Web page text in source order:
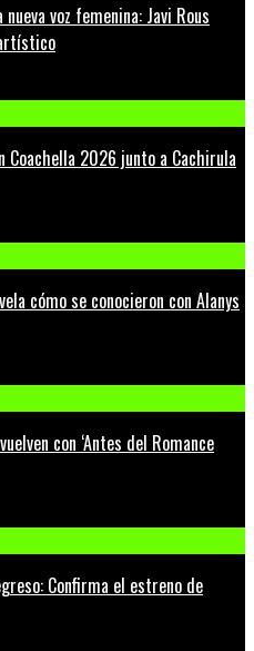
voz femenina: Javi Rous
2026 junto a Cachirula
cómo se conocieron con Alanys
con ‘Antes del Romance
Confirma el estreno de